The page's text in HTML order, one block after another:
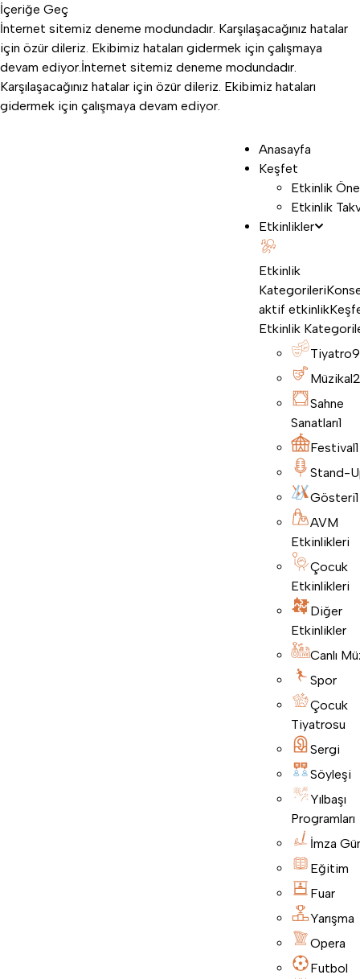
İçeriğe Geç
İnternet sitemiz deneme modundadır. Karşılaşacağınız hatalar
için özür dileriz. Ekibimiz hataları gidermek için çalışmaya
devam ediyor.İnternet sitemiz deneme modundadır.
Karşılaşacağınız hatalar için özür dileriz. Ekibimiz hataları
gidermek için çalışmaya devam ediyor.
Anasayfa
Keşfet
Etkinlik
Etkinlik
Etkinlikler
Etkinlik
Kategorileri
aktif etkinlik
Etkinlik
Tiyatro9
Müzikal2
Sahne
Sanatları1
Festival1
Stand-
Gösteri1
AVM
Etkinlikleri
Çocuk
Etkinlikleri
Diğer
Etkinlikler
Canlı
Spor
Çocuk
Tiyatrosu
Sergi
Söyleşi
Yılbaşı
Programları
İmza
Eğitim
Fuar
Yarışma
Opera
Futbol